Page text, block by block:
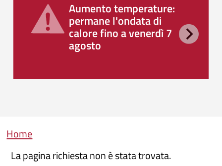
Aumento temperature:
permane l'ondata di
calore fino a venerdì 7
agosto
Briciole di pane
Home
La pagina richiesta non è stata trovata.